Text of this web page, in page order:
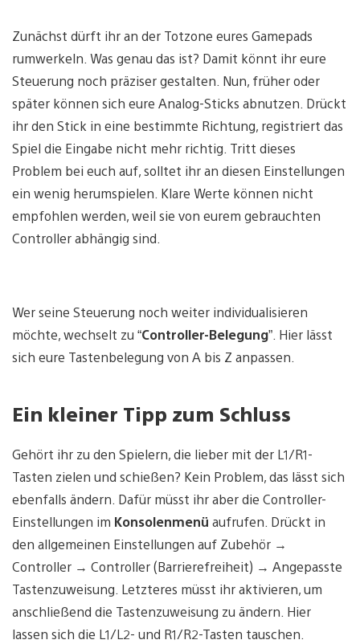
Zunächst dürft ihr an der Totzone eures Gamepads
rumwerkeln. Was genau das ist? Damit könnt ihr eure
Steuerung noch präziser gestalten. Nun, früher oder
später können sich eure Analog-Sticks abnutzen. Drückt
ihr den Stick in eine bestimmte Richtung, registriert das
Spiel die Eingabe nicht mehr richtig. Tritt dieses
Problem bei euch auf, solltet ihr an diesen Einstellungen
ein wenig herumspielen. Klare Werte können nicht
empfohlen werden, weil sie von eurem gebrauchten
Controller abhängig sind.
Wer seine Steuerung noch weiter individualisieren
möchte, wechselt zu “Controller-Belegung”. Hier lässt
sich eure Tastenbelegung von A bis Z anpassen.
Ein kleiner Tipp zum Schluss
Gehört ihr zu den Spielern, die lieber mit der L1/R1-
Tasten zielen und schießen? Kein Problem, das lässt sich
ebenfalls ändern. Dafür müsst ihr aber die Controller-
Einstellungen im Konsolenmenü aufrufen. Drückt in
den allgemeinen Einstellungen auf Zubehör →
Controller → Controller (Barrierefreiheit) → Angepasste
Tastenzuweisung. Letzteres müsst ihr aktivieren, um
anschließend die Tastenzuweisung zu ändern. Hier
lassen sich die L1/L2- und R1/R2-Tasten tauschen.